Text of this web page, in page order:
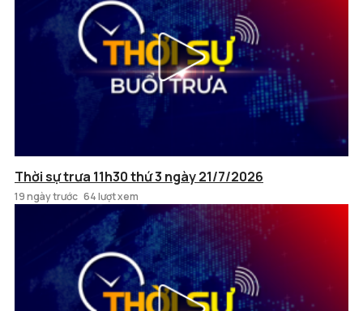
Thời sự trưa 11h30 thứ 3 ngày 21/7/2026
19 ngày trước 64 lượt xem